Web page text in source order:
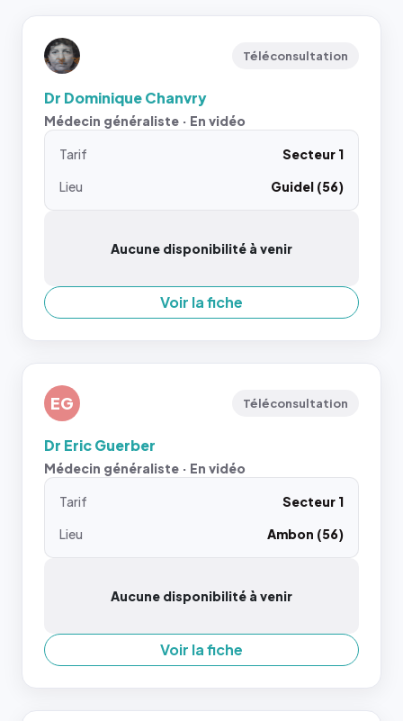
Téléconsultation
Dr Dominique Chanvry
Médecin généraliste · En vidéo
Tarif
Secteur 1
Lieu
Guidel (56)
Aucune disponibilité à venir
Voir la fiche
EG Téléconsultation
Dr Eric Guerber
Médecin généraliste · En vidéo
Tarif
Secteur 1
Lieu
Ambon (56)
Aucune disponibilité à venir
Voir la fiche